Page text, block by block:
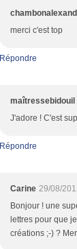
merci c'est top
Répondre
maîtressebidouil
J'adore ! C'est
Répondre
Carine 29/08/
Bonjour ! une
lettres pour que
créations ;-) ?